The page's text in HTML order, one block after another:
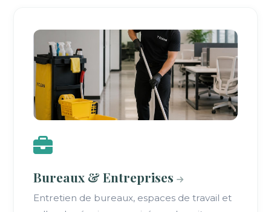
Bureaux & Entreprises
Entretien de bureaux, espaces de travail et